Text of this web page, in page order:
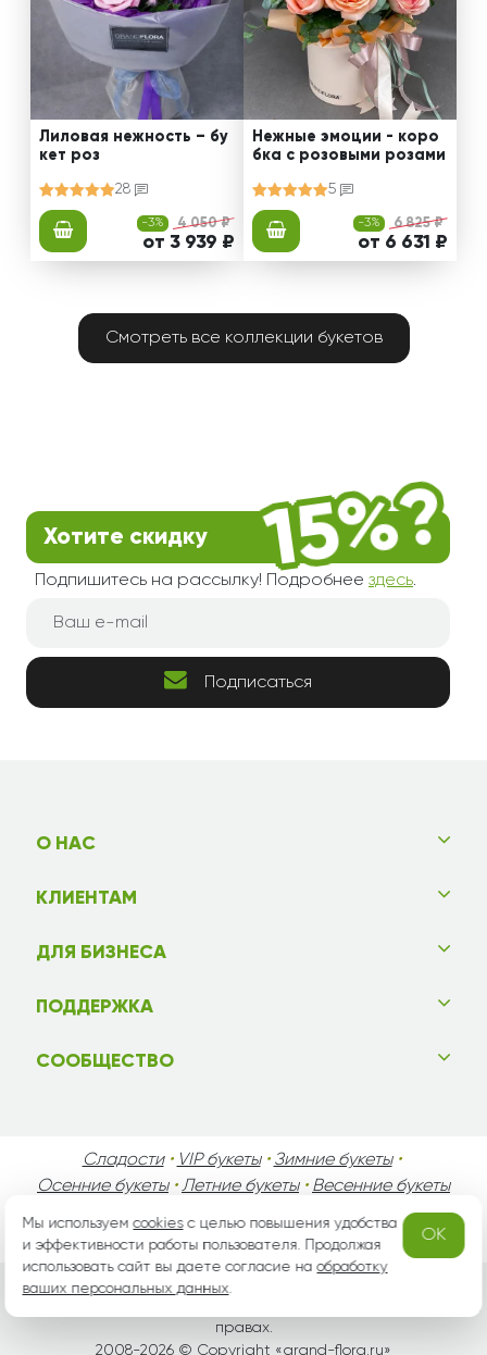
Лиловая нежность – бу
кет роз
28
-3% 4 050 ₽
от 3 939 ₽
Нежные эмоции - коро
бка с розовыми розами
5
-3% 6 825 ₽
от 6 631 ₽
Смотреть все коллекции букетов
Хотите скидку
Подпишитесь на рассылку! Подробнее здесь.
Подписаться
О НАС
КЛИЕНТАМ
ДЛЯ БИЗНЕСА
ПОДДЕРЖКА
СООБЩЕСТВО
Сладости• VIP букеты• Зимние букеты•
Осенние букеты•Летние букеты• Весенние букеты
•
День Мужчин•Праздники!
правах.
2008-2026 © Copyright «grand-flora.ru»
Мы используемcookiesс целью повышения удобства
и эффективности работы пользователя. Продолжая
использовать сайт вы даете согласие наобработку
ваших персональных данных.
OK